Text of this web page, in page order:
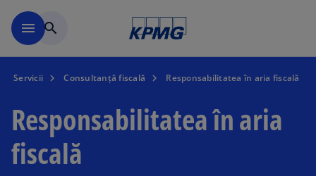
menu search
Servicii Consultanță fiscală Responsabilitatea în aria fiscală
Responsabilitatea în aria
fiscală